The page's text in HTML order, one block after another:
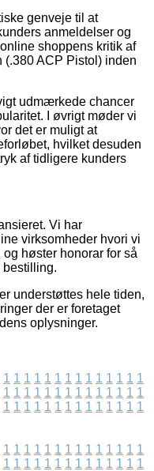
genveje til at
anmeldelser og
shoppens kritik af
(.380 ACP Pistol) inden
udmærkede chancer
I øvrigt møder vi
det er muligt at
hvilket desuden
af tidligere kunders
Vi har
virksomheder hvori vi
høster honorar for så
bestilling.
understøttes hele tiden,
der er foretaget
oplysninger.
1 1 1 1 1 1 1 1 1 1 1 1 1 1
1 1 1 1 1 1 1 1 1 1 1 1 1 1
1 1 1 1 1 1 1 1 1 1 1 1 1 1
1 1 1 1 1 1 1 1 1 1 1 1 1 1
1 1 1 1 1 1 1 1 1 1 1 1 1 1